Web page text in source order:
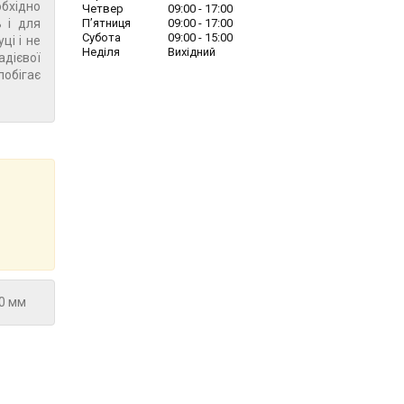
і для
і не
мм
Четвер
09:00
17:00
Пʼятниця
09:00
17:00
Субота
09:00
15:00
Неділя
Вихідний